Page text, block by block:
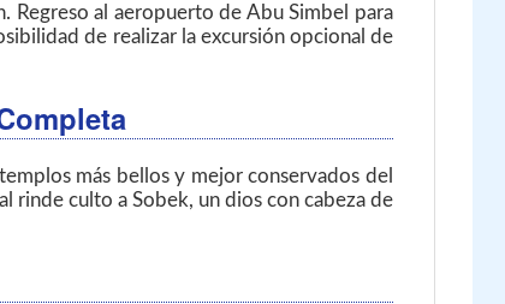
Regreso al aeropuerto de Abu Simbel para
de realizar la excursión opcional de
más bellos y mejor conservados del
rinde culto a Sobek, un dios con cabeza de